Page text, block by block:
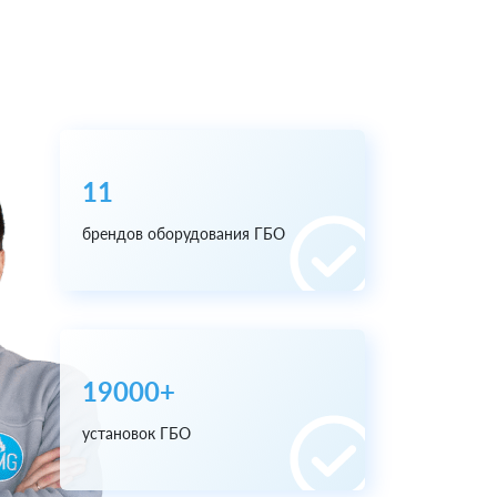
11
брендов оборудования ГБО
19000+
установок ГБО